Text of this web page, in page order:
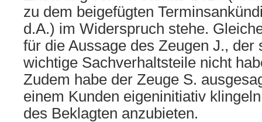
zu dem beigefügten
d.A.) im Widerspruch stehe.
für die Aussage des Zeugen J., der
wichtige Sachverhaltsteile nicht
Zudem habe der Zeuge S.
einem Kunden eigeninitiativ
des Beklagten anzubieten.